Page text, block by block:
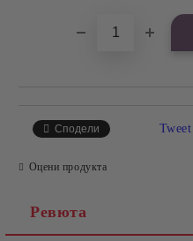
Сподели Tweet
Оцени продукта
Ревюта